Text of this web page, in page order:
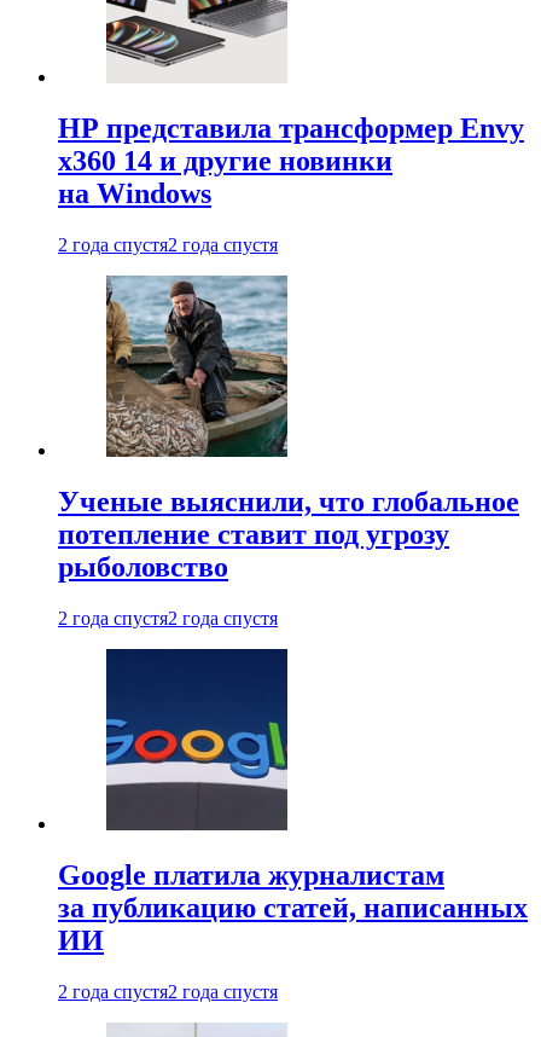
HP представила трансформер Envy
x360 14 и другие новинки
на Windows
2 года спустя2 года спустя
Ученые выяснили, что глобальное
потепление ставит под угрозу
рыболовство
2 года спустя2 года спустя
Google платила журналистам
за публикацию статей, написанных
ИИ
2 года спустя2 года спустя